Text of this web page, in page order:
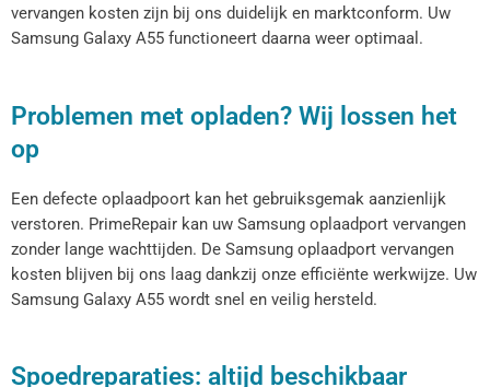
vervangen kosten zijn bij ons duidelijk en marktconform. Uw
Samsung Galaxy A55 functioneert daarna weer optimaal.
Problemen met opladen? Wij lossen het
op
Een defecte oplaadpoort kan het gebruiksgemak aanzienlijk
verstoren. PrimeRepair kan uw Samsung oplaadport vervangen
zonder lange wachttijden. De Samsung oplaadport vervangen
kosten blijven bij ons laag dankzij onze efficiënte werkwijze. Uw
Samsung Galaxy A55 wordt snel en veilig hersteld.
Spoedreparaties: altijd beschikbaar